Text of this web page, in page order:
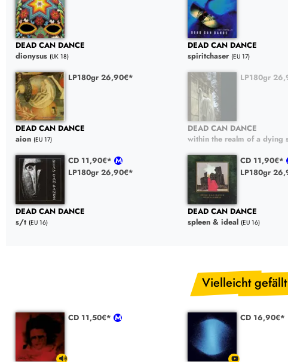
DEAD CAN DANCE
dionysus (UK 18)
DEAD CAN DANCE
spiritchaser (EU 17)
LP180gr 26,90€*
DEAD CAN DANCE
aion (EU 17)
LP180gr
DEAD CAN DANCE
within the realm of a dying
CD 11,90€*
LP180gr 26,90€*
DEAD CAN DANCE
s/t (EU 16)
CD 11,90€*
LP180gr
DEAD CAN DANCE
spleen & ideal (EU 16)
Vielleicht
CD 11,50€* CD 16,90€*